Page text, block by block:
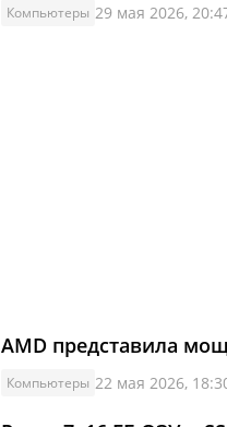
Компьютеры 29 мая 2026,
AMD представила
Компьютеры 22 мая 2026,